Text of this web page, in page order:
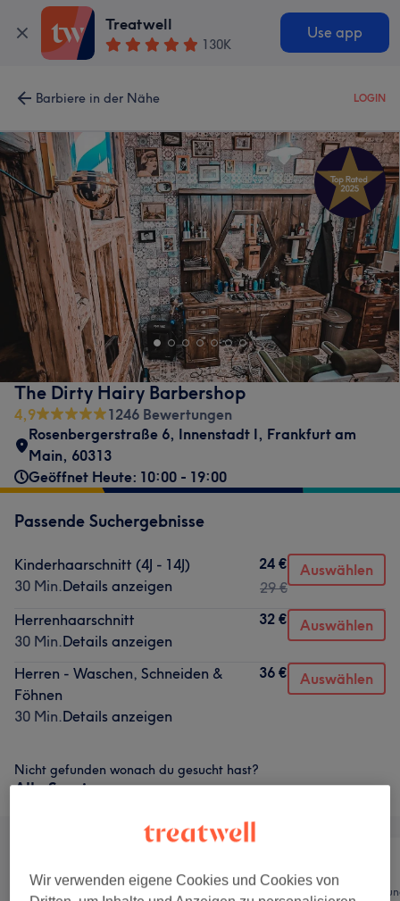
Treatwell
130K
Use app
Barbiere in der Nähe LOGIN
The Dirty Hairy Barbershop
4,9
1246 Bewertungen
Rosenbergerstraße 6, Innenstadt I, Frankfurt am
Main, 60313
Geöffnet Heute: 10:00 - 19:00
Passende Suchergebnisse
Kinderhaarschnitt (4J - 14J)
30 Min.Details anzeigen
24 €
29 €
Auswählen
Herrenhaarschnitt
30 Min.Details anzeigen
32 € Auswählen
Herren - Waschen, Schneiden &
Föhnen
30 Min.Details anzeigen
36 € Auswählen
Nicht gefunden wonach du gesucht hast?
Alle Services
Wir verwenden eigene Cookies und Cookies von